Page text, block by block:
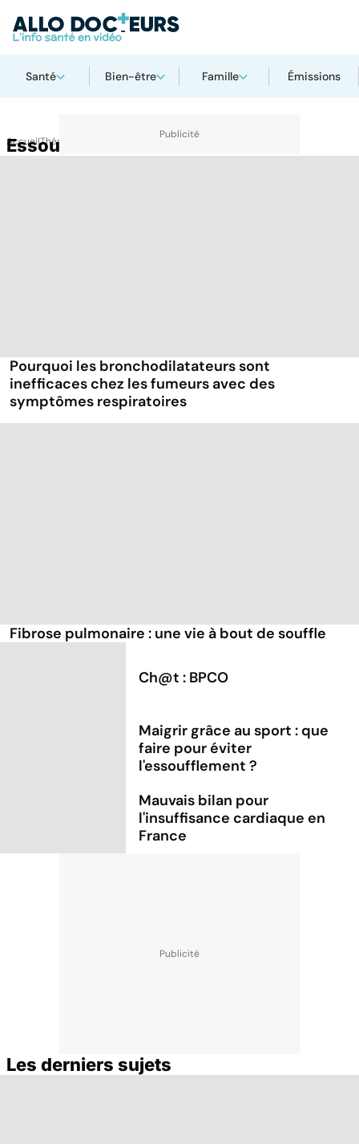
Santé Bien-être Famille Émissions
AccueilThématiques
Essoufflement
Pourquoi les bronchodilatateurs sont
inefficaces chez les fumeurs avec des
symptômes respiratoires
Fibrose pulmonaire : une vie à bout de souffle
Ch@t : BPCO
Maigrir grâce au sport : que
faire pour éviter
l'essoufflement ?
Mauvais bilan pour
l'insuffisance cardiaque en
France
Les derniers sujets